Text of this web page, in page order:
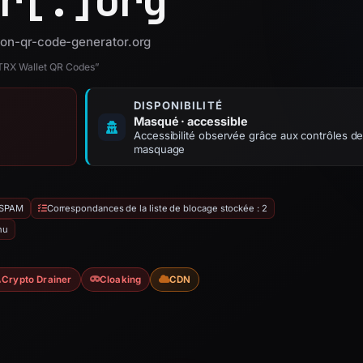
qr-code-generator.org
Wallet QR Codes”
DISPONIBILITÉ
Masqué · accessible
Accessibilité observée grâce aux contrôles de
masquage
Correspondances de la liste de blocage stockée : 2
Crypto Drainer Cloaking CDN